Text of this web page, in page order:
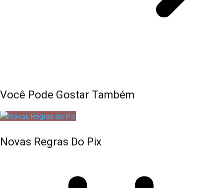
Você Pode Gostar Também
Novas Regras Do Pix